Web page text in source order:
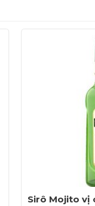
Sirô Mojito vị